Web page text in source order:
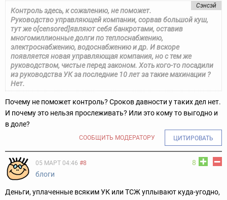
Сэнсэй
Контроль здесь, к сожалению, не поможет.
Руководство управляющей компании, сорвав большой куш,
тут же о[censored]являют себя банкротами, оставив
многомиллионные долги по теплоснабжению,
электроснабжению, водоснабжению и др. И вскоре
появляется новая управляющая компания, но с тем же
руководством, чистые перед законом. Хоть кого-то посадили
из руководства УК за последние 10 лет за такие махинации ?
Нет.
Почему не поможет контроль? Сроков давности у таких дел нет.
И почему это нельзя прослеживать? Или это кому то выгодно и
в доле?
СООБЩИТЬ МОДЕРАТОРУ ЦИТИРОВАТЬ
8
05 МАРТ 04:46 #8
блоги
Деньги, уплаченные всяким УК или ТСЖ уплывают куда-угодно,